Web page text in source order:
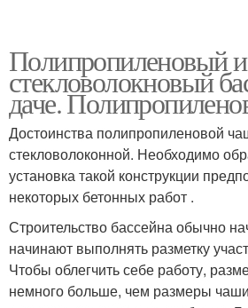
Полипропиленовый и
стекловолокновый
даче.
Достоинства полипропиленовой
стекловолоконной. Необходимо
установка такой конструкции
некоторых бетонных работ .
Строительство бассейна обычно
начинают выполнять разметку
Чтобы облегчить себе работу,
немного больше, чем размеры